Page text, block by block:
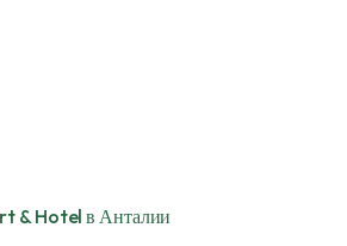
& Hotel в Анталии